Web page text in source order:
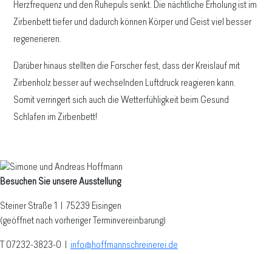
Herzfrequenz und den Ruhepuls senkt. Die nächtliche Erholung ist im
Zirbenbett tiefer und dadurch können Körper und Geist viel besser
regenerieren.
Darüber hinaus stellten die Forscher fest, dass der Kreislauf mit
Zirbenholz besser auf wechselnden Luftdruck reagieren kann.
Somit verringert sich auch die Wetterfühligkeit beim Gesund
Schlafen im Zirbenbett!
Besuchen Sie unsere Ausstellung
Steiner Straße 1 | 75239 Eisingen
(geöffnet nach vorheriger Terminvereinbarung)
T 07232-3823-0 | info@hoffmannschreinerei.de